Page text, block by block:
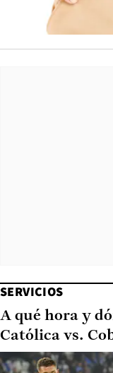
SERVICIOS
A qué hora y
Católica vs.